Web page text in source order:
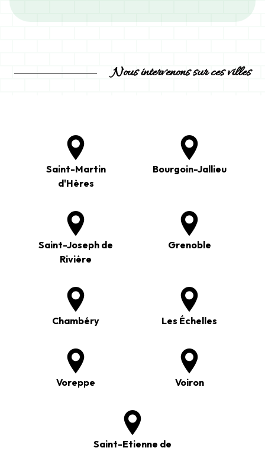
Nous intervenons sur ces villes
Saint-Martin
d'Hères
Bourgoin-Jallieu
Saint-Joseph de
Rivière
Grenoble
Chambéry Les Échelles
Voreppe Voiron
Saint-Etienne de